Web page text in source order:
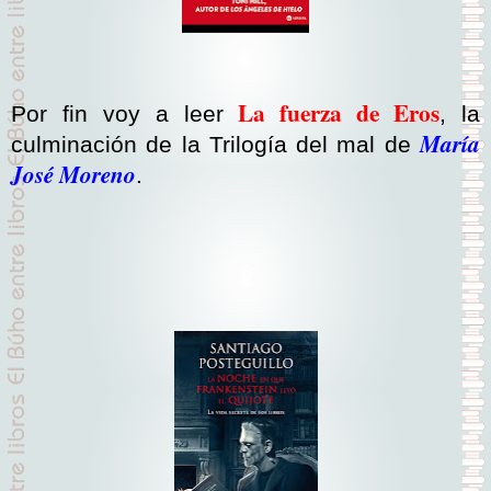
Por fin voy a leerLa fuerza de Eros, la
culminación de la Trilogía del mal deMaría
José Moreno.